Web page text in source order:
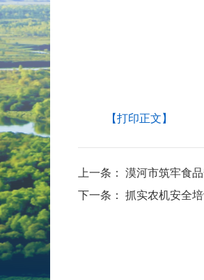
【打印正文】
上一条：
漠河市筑牢食
下一条：
抓实农机安全